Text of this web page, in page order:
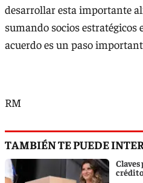
desarrollar esta importante
sumando socios estratégicos
acuerdo es un paso
RM
TAMBIÉN TE PUEDE